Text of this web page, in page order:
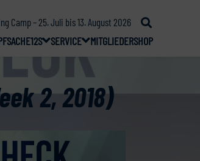
Camp – 25. Juli bis 13. August 2026
12S SERVICE MITGLIEDERSHOP
2, 2018)